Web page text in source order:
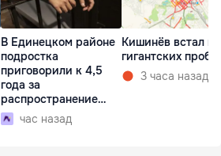
В Единецком районе
подростка
приговорили к 4,5
года за
распространение
наркотиков
час назад
Кишинёв встал в
гигантских
3 часа назад